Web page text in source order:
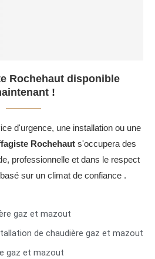
Rochehaut disponible
!
d'urgence, une installation ou une
Rochehauts'occupera des
professionnelle et dans le respect
sur un climat de confiance .
gaz et mazout
de chaudière gaz et mazout
gaz et mazout